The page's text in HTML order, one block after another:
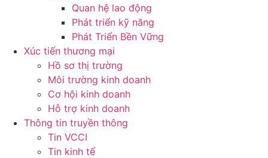
Quan hệ lao động
Phát triển kỹ năng
Phát Triển Bền Vững
Xúc tiến thương mại
Hồ sơ thị trường
Môi trường kinh doanh
Cơ hội kinh doanh
Hỗ trợ kinh doanh
Thông tin truyền thông
Tin VCCI
Tin kinh tế